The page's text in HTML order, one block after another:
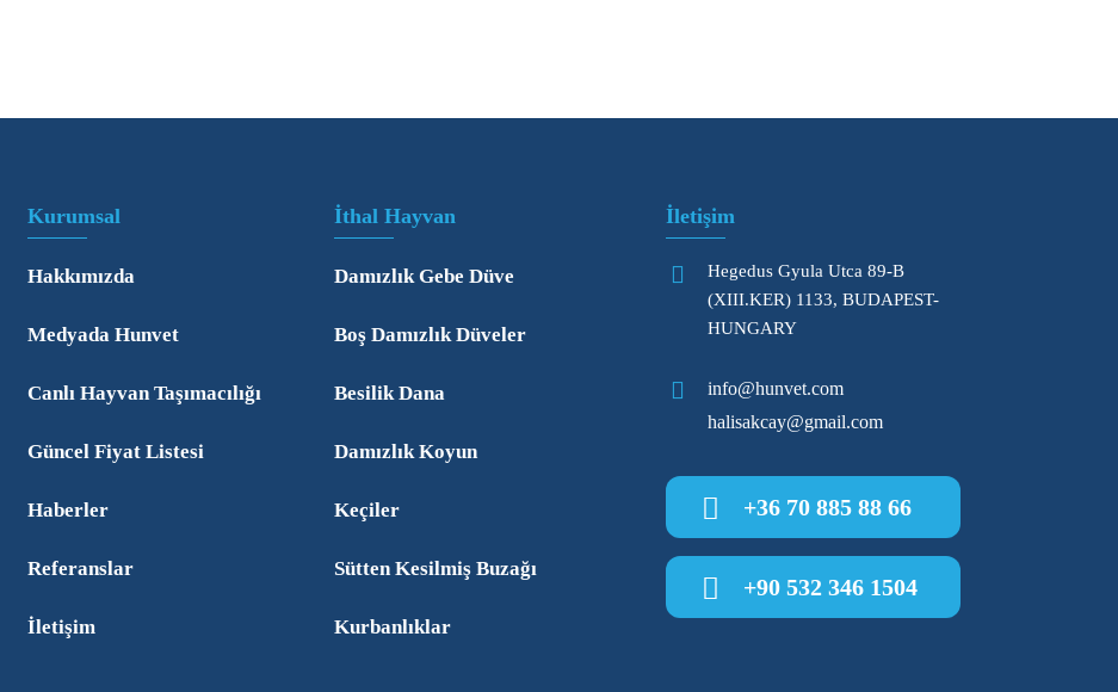
Kurumsal
Hakkımızda
Medyada Hunvet
Canlı Hayvan Taşımacılığı
Güncel Fiyat Listesi
Haberler
Referanslar
İletişim
İthal Hayvan
Damızlık Gebe Düve
Boş Damızlık Düveler
Besilik Dana
Damızlık Koyun
Keçiler
Sütten Kesilmiş Buzağı
Kurbanlıklar
İletişim
Hegedus Gyula Utca 89-B
(XIII.KER) 1133, BUDAPEST-
HUNGARY
info@hunvet.com
halisakcay@gmail.com
+36 70 885 88 66
+90 532 346 1504